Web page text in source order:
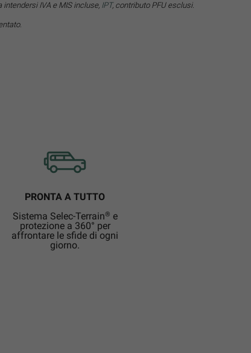
IVA e MIS incluse, IPT, contributo PFU esclusi.
PRONTA A TUTTO
Sistema Selec-Terrain® e
protezione a 360° per
affrontare le sfide di ogni
giorno.